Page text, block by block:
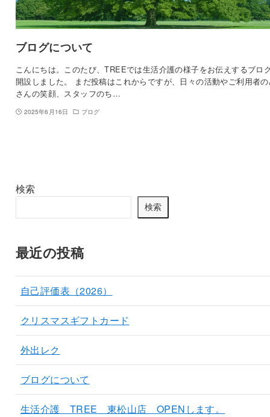
ブログについて
こんにちは。このたび、TREEでは生活介護の様子をお伝えするブロ
開設しました。 まだ投稿はこれからですが、日々の活動やご利用者
さんの笑顔、スタッフのち…
2025年6月16日 ブログ
検索
検索
最近の投稿
自己評価表（2026）
クリスマスギフトカード
外出レク
ブログについて
生活介護 TREE 東松山店 OPENします。